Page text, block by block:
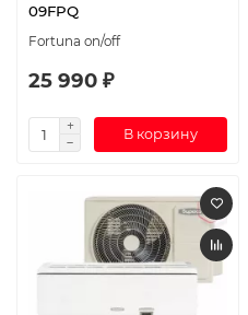
09FPQ
Fortuna on/off
25 990 ₽
В корзину